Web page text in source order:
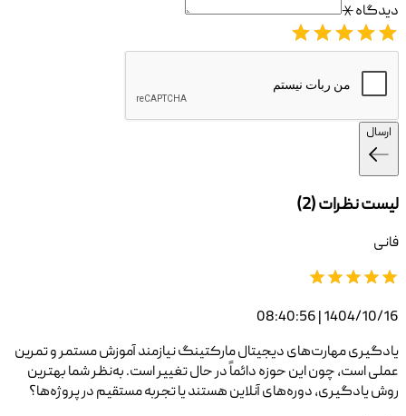
دیدگاه⚹
ارسال
لیست نظرات (2
)
فانی
1404/10/16 | 08:40:56
یادگیری مهارت‌های دیجیتال مارکتینگ نیازمند آموزش مستمر و تمرین
عملی است، چون این حوزه دائماً در حال تغییر است. به‌نظر شما بهترین
روش یادگیری، دوره‌های آنلاین هستند یا تجربه مستقیم در پروژه‌ها؟